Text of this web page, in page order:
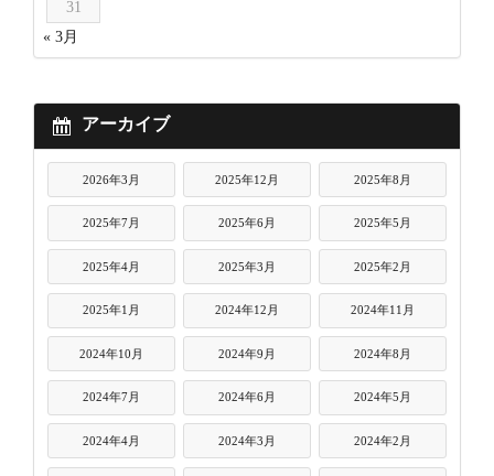
31
« 3月
アーカイブ
2026年3月 2025年12月 2025年8月
2025年7月 2025年6月 2025年5月
2025年4月 2025年3月 2025年2月
2025年1月 2024年12月 2024年11月
2024年10月 2024年9月 2024年8月
2024年7月 2024年6月 2024年5月
2024年4月 2024年3月 2024年2月